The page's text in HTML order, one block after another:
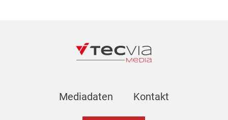
Mediadaten Kontakt